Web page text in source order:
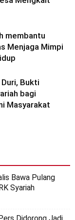
membantu
Menjaga Mimpi
Bukti
bagi
Masyarakat
Bawa Pulang
Syariah